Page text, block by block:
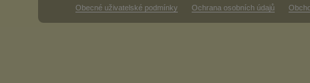
Obecné uživatelské podmínky Ochrana osobních údajů